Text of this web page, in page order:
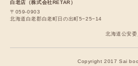
白老店（株式会社RETAR）
〒059-0903
北海道白老郡白老町日の出町5−25−14
北海道公安
Copyright 2017 Sai